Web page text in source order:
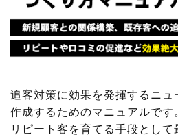
追客対策に効果を発揮するニュ
作成するためのマニュアルです
リピート客を育てる手段として